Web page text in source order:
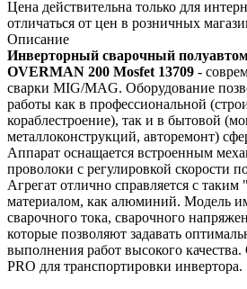
Цена действительна только для
отличаться от цен в розничных
Описание
Инверторный сварочный
OVERMAN 200 Mosfet 13709 -
сварки MIG/MAG. Оборудование
работы как в профессиональной
кораблестроение), так и в бытовой
металлоконструкций, авторемонт)
Аппарат оснащается встроенным
проволоки с регулировкой скорости
Агрегат отлично справляется с
материалом, как алюминий. Модель
сварочного тока, сварочного
которые позволяют задавать
выполнения работ высокого
PRO для транспортировки инвертора.